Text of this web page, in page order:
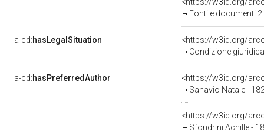
Fonti e documenti
a-cd:hasLegalSituation
Condizione
a-cd:hasPreferredAuthor
<https://w3id.org/
Sanavio Natale -
<https://w3id.org/
Sfondrini Achille -